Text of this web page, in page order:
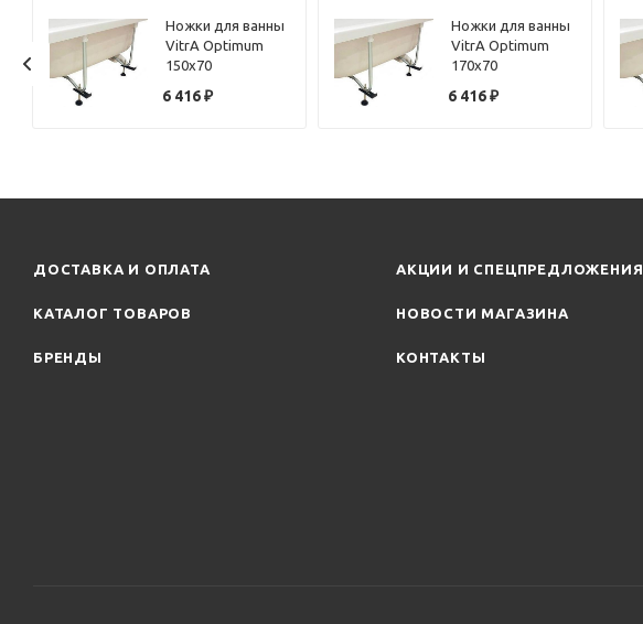
Ножки для ванны
VitrA Optimum
150х70
6 416₽
Ножки для ванны
VitrA Optimum
170х70
6 416₽
ДОСТАВКА И ОПЛАТА
КАТАЛОГ ТОВАРОВ
БРЕНДЫ
АКЦИИ И СПЕЦПРЕДЛОЖЕНИЯ
НОВОСТИ МАГАЗИНА
КОНТАКТЫ